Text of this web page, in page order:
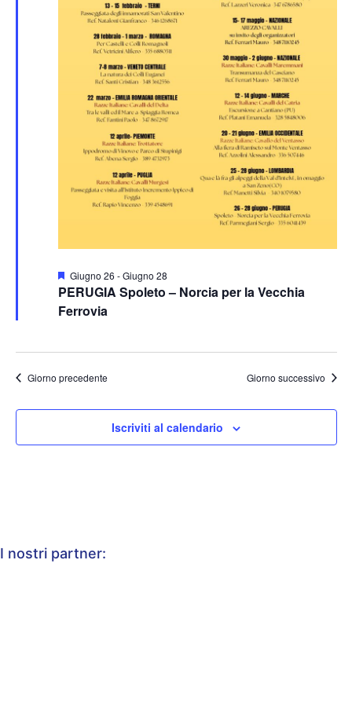
PERUGIA Spoleto – Norcia per la Vecchia
Ferrovia
Segnalati
Giugno 26 -Giugno 28
Giorno precedente Giorno successivo
Iscriviti al calendario
I nostri partner: